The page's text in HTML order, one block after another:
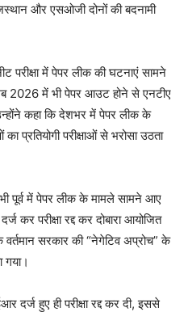
और एसओजी दोनों की बदनामी
परीक्षा में पेपर लीक की घटनाएं सामने
2026 में भी पेपर आउट होने से एनटीए
कहा कि देशभर में पेपर लीक के
प्रतियोगी परीक्षाओं से भरोसा उठता
पूर्व में पेपर लीक के मामले सामने आए
परीक्षा रद्द कर दोबारा आयोजित
वर्तमान सरकार की “नेगेटिव अप्रोच” के
गया।
दर्ज हुए ही परीक्षा रद्द कर दी, इससे